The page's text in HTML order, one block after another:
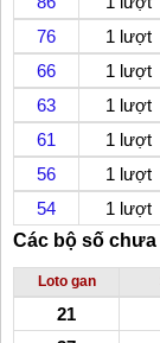
76
1 lượt
66
1 lượt
63
1 lượt
61
1 lượt
56
1 lượt
54
1 lượt
Các bộ số chưa
Loto gan
21